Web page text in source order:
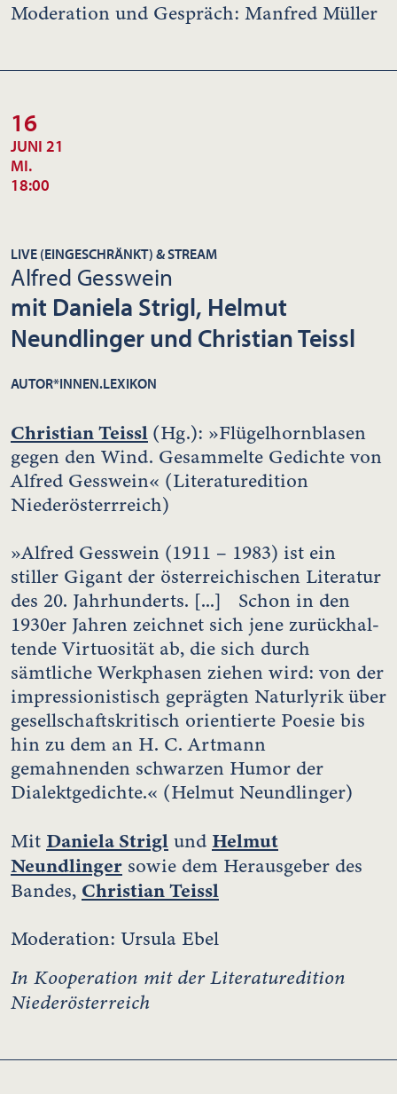
Moderation und Gespräch: Manfred Müller
16
JUNI 21
MI.
18:00
LIVE (EINGESCHRÄNKT) & STREAM
Alfred Gesswein
mit Daniela Strigl, Helmut
Neundlinger und Christian Teissl
AUTOR*INNEN.LEXIKON
Christian Teissl (Hg.): »Flügelhornblasen
gegen den Wind. Gesammelte Gedichte von
Alfred Gesswein« (Literaturedition
Niederösterrreich)
»Alfred Gesswein (1911 – 1983) ist ein
stiller Gigant der österreichischen Literatur
des 20. Jahrhunderts. [...] Schon in den
1930er Jahren zeichnet sich jene zurückhal-
tende Virtuosität ab, die sich durch
sämtliche Werkphasen ziehen wird: von der
impressionistisch geprägten Naturlyrik über
gesellschaftskritisch orientierte Poesie bis
hin zu dem an H. C. Artmann
gemahnenden schwarzen Humor der
Dialektgedichte.« (Helmut Neundlinger)
Mit Daniela Strigl und Helmut
Neundlinger sowie dem Herausgeber des
Bandes, Christian Teissl
Moderation: Ursula Ebel
In Kooperation mit der Literaturedition
Niederösterreich